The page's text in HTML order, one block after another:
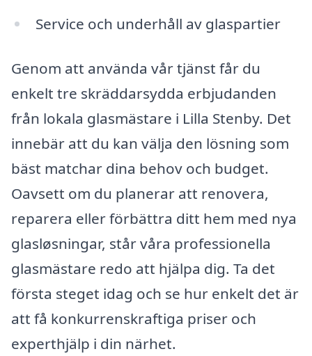
Service och underhåll av glaspartier
Genom att använda vår tjänst får du
enkelt tre skräddarsydda erbjudanden
från lokala glasmästare i Lilla Stenby. Det
innebär att du kan välja den lösning som
bäst matchar dina behov och budget.
Oavsett om du planerar att renovera,
reparera eller förbättra ditt hem med nya
glasløsningar, står våra professionella
glasmästare redo att hjälpa dig. Ta det
första steget idag och se hur enkelt det är
att få konkurrenskraftiga priser och
experthjälp i din närhet.